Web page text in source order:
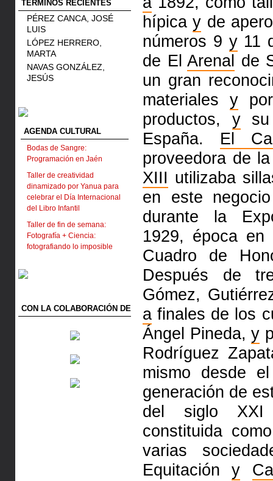
TÉRMINOS RECIENTES
PÉREZ CANCA, JOSÉ
LUIS
LÓPEZ HERRERO,
MARTA
NAVAS GONZÁLEZ,
JESÚS
AGENDA CULTURAL
Bodas de Sangre:
Programación en Jaén
Taller de creatividad
dinamizado por Yanua para
celebrar el Día Internacional
del Libro Infantil
Taller de fin de semana:
Fotografía + Ciencia:
fotografiando lo imposible
CON LA COLABORACIÓN DE
hípicay de
números 9 y11
de ElArenal de
un gran
materiales y
productos, ysu
España. El
proveedora de
XIII utilizaba
en este
durante la
1929, época
Cuadro de
Después de
Gómez,
a finales de los
Ángel Pineda, y
Rodríguez
mismo desde
generación de
del siglo
constituida
varias
Equitacióny